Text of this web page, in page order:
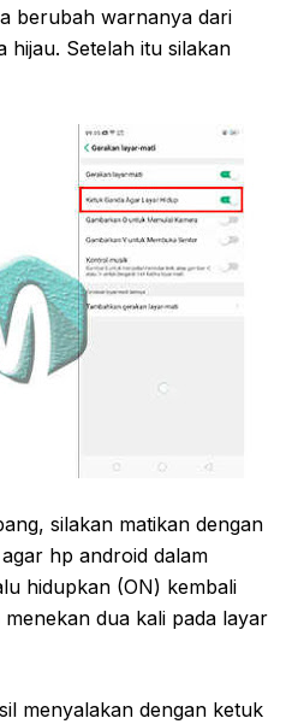
berubah warnanya dari
hijau. Setelah itu silakan
silakan matikan dengan
hp android dalam
hidupkan (ON) kembali
dua kali pada layar
menyalakan dengan ketuk